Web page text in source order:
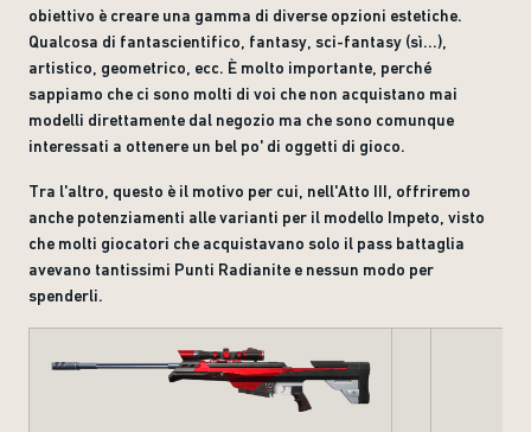
obiettivo è creare una gamma di diverse opzioni estetiche.
Qualcosa di fantascientifico, fantasy, sci-fantasy (sì...),
artistico, geometrico, ecc. È molto importante, perché
sappiamo che ci sono molti di voi che non acquistano mai
modelli direttamente dal negozio ma che sono comunque
interessati a ottenere un bel po' di oggetti di gioco.
Tra l'altro, questo è il motivo per cui, nell'Atto III, offriremo
anche potenziamenti alle varianti per il modello Impeto, visto
che molti giocatori che acquistavano solo il pass battaglia
avevano tantissimi Punti Radianite e nessun modo per
spenderli.